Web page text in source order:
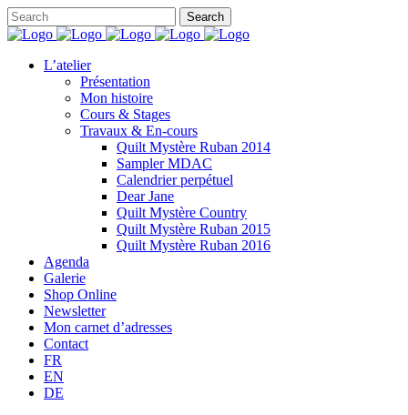
L’atelier
Présentation
Mon histoire
Cours & Stages
Travaux & En-cours
Quilt Mystère Ruban 2014
Sampler MDAC
Calendrier perpétuel
Dear Jane
Quilt Mystère Country
Quilt Mystère Ruban 2015
Quilt Mystère Ruban 2016
Agenda
Galerie
Shop Online
Newsletter
Mon carnet d’adresses
Contact
FR
EN
DE